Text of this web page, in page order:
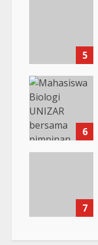
5
6
7